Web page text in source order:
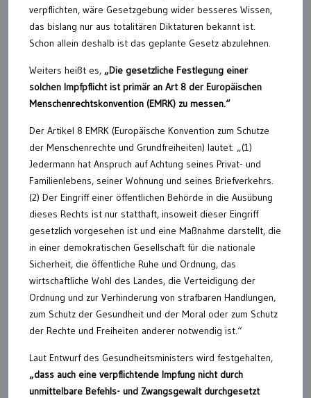
verpflichten, wäre Gesetzgebung wider besseres Wissen,
das bislang nur aus totalitären Diktaturen bekannt ist.
Schon allein deshalb ist das geplante Gesetz abzulehnen.
Weiters heißt es, „Die gesetzliche Festlegung einer
solchen Impfpflicht ist primär an Art 8 der Europäischen
Menschenrechtskonvention (EMRK) zu messen.“
Der Artikel 8 EMRK (Europäische Konvention zum Schutze
der Menschenrechte und Grundfreiheiten) lautet: „(1)
Jedermann hat Anspruch auf Achtung seines Privat- und
Familienlebens, seiner Wohnung und seines Briefverkehrs.
(2) Der Eingriff einer öffentlichen Behörde in die Ausübung
dieses Rechts ist nur statthaft, insoweit dieser Eingriff
gesetzlich vorgesehen ist und eine Maßnahme darstellt, die
in einer demokratischen Gesellschaft für die nationale
Sicherheit, die öffentliche Ruhe und Ordnung, das
wirtschaftliche Wohl des Landes, die Verteidigung der
Ordnung und zur Verhinderung von strafbaren Handlungen,
zum Schutz der Gesundheit und der Moral oder zum Schutz
der Rechte und Freiheiten anderer notwendig ist.“
Laut Entwurf des Gesundheitsministers wird festgehalten,
„dass auch eine verpflichtende Impfung nicht durch
unmittelbare Befehls- und Zwangsgewalt durchgesetzt